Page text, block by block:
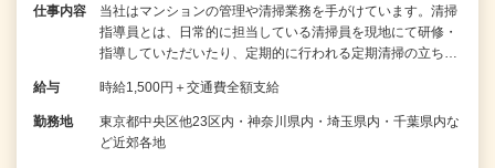
仕事内容
当社はマンションの管理や清掃業務を手がけています。清掃
指導員とは、日常的に担当している清掃員を現地にて研修・
指導していただいたり、定期的に行われる定期清掃の立ち…
給与 時給1,500円＋交通費全額支給
勤務地
東京都中央区他23区内・神奈川県内・埼玉県内・千葉県内な
ど近郊各地